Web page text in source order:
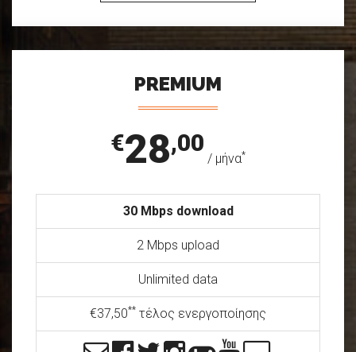
PREMIUM
€28,00
/ μήνα*
30 Mbps download
2 Mbps upload
Unlimited data
€37,50** τέλος ενεργοποίησης